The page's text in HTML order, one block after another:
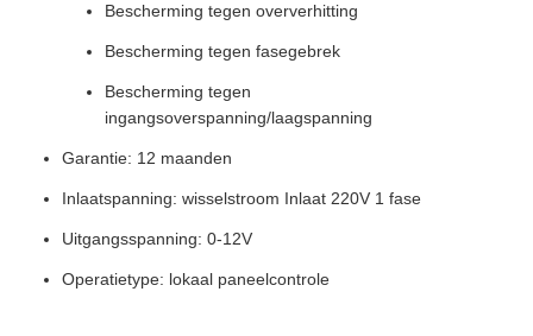
Bescherming tegen oververhitting
Bescherming tegen fasegebrek
Bescherming tegen
ingangsoverspanning/laagspanning
Garantie: 12 maanden
Inlaatspanning: wisselstroom Inlaat 220V 1 fase
Uitgangsspanning: 0-12V
Operatietype: lokaal paneelcontrole